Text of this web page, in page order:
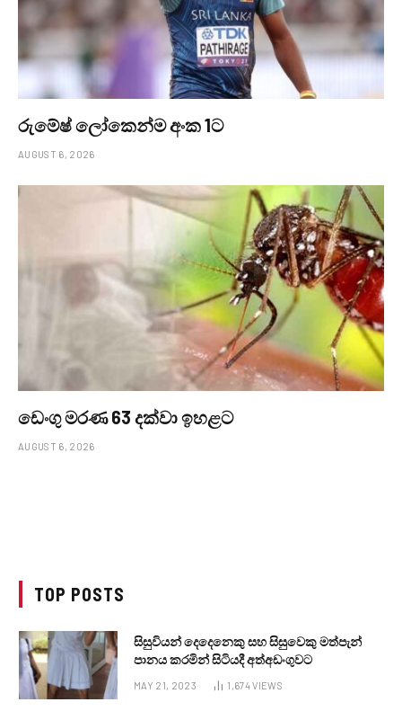
රුමේෂ් ලෝකෙන්ම අංක 1ට
AUGUST 6, 2026
ඩෙංගු මරණ 63 දක්වා ඉහළට
AUGUST 6, 2026
TOP POSTS
සිසුවියන් දෙදෙනෙකු සහ සිසුවෙකු මත්පැන්
පානය කරමින් සිටියදී අත්අඩංගුවට
MAY 21, 2023 1,674VIEWS